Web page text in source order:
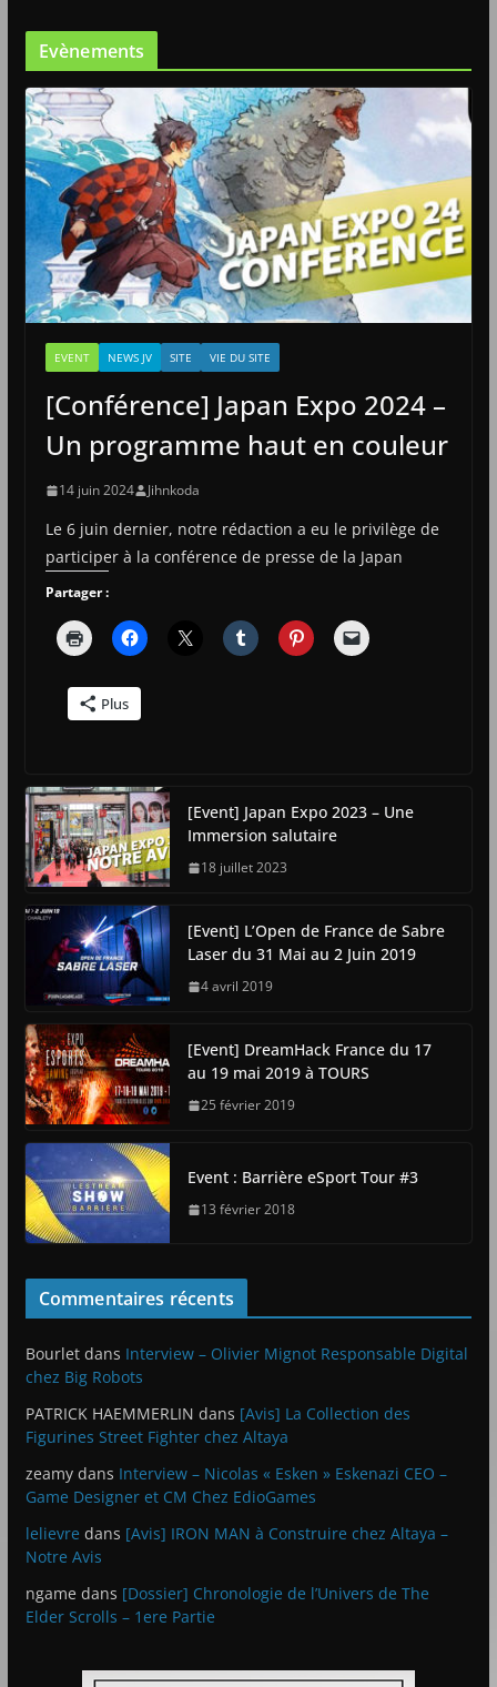
Evènements
EVENT NEWS JV SITE VIE DU SITE
[Conférence] Japan Expo 2024 –
Un programme haut en couleur
14 juin 2024 Jihnkoda
Le 6 juin dernier, notre rédaction a eu le privilège de
participer à la conférence de presse de la Japan
Partager :
Plus
[Event] Japan Expo 2023 – Une
Immersion salutaire
18 juillet 2023
[Event] L’Open de France de Sabre
Laser du 31 Mai au 2 Juin 2019
4 avril 2019
[Event] DreamHack France du 17
au 19 mai 2019 à TOURS
25 février 2019
Event : Barrière eSport Tour #3
13 février 2018
Commentaires récents
Bourletdans Interview – Olivier Mignot Responsable Digital
chez Big Robots
PATRICK HAEMMERLIN dans [Avis] La Collection des
Figurines Street Fighter chez Altaya
zeamydans Interview – Nicolas « Esken » Eskenazi CEO –
Game Designer et CM Chez EdioGames
lelievre dans [Avis] IRON MAN à Construire chez Altaya –
Notre Avis
ngame dans [Dossier] Chronologie de l’Univers de The
Elder Scrolls – 1ere Partie